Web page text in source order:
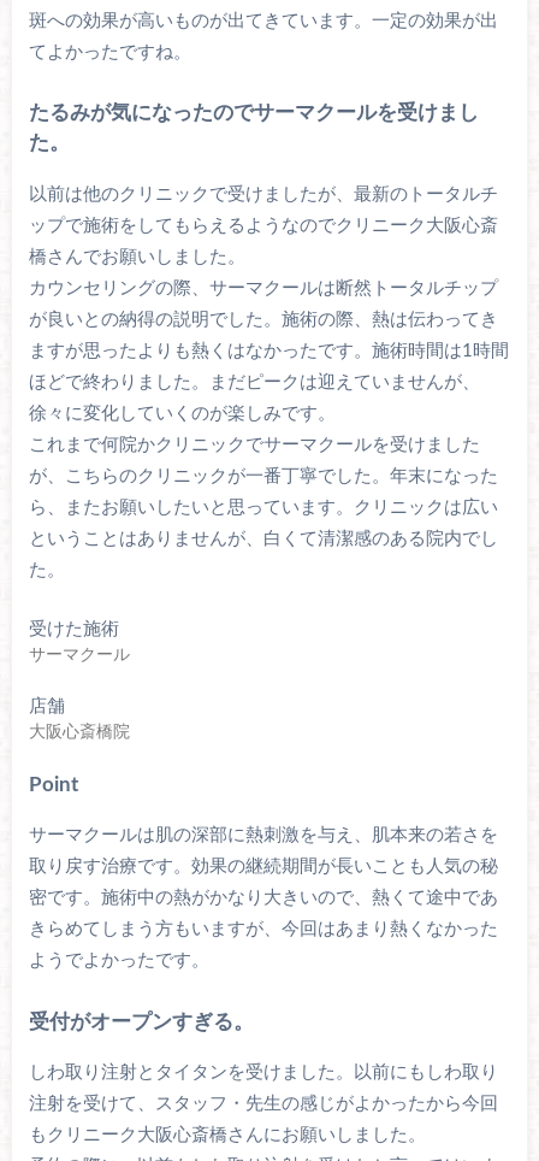
斑への効果が高いものが出てきています。一定の効果が出
てよかったですね。
たるみが気になったのでサーマクールを受けまし
た。
以前は他のクリニックで受けましたが、最新のトータルチ
ップで施術をしてもらえるようなのでクリニーク大阪心斎
橋さんでお願いしました。
カウンセリングの際、サーマクールは断然トータルチップ
が良いとの納得の説明でした。施術の際、熱は伝わってき
ますが思ったよりも熱くはなかったです。施術時間は1時間
ほどで終わりました。まだピークは迎えていませんが、
徐々に変化していくのが楽しみです。
これまで何院かクリニックでサーマクールを受けました
が、こちらのクリニックが一番丁寧でした。年末になった
ら、またお願いしたいと思っています。クリニックは広い
ということはありませんが、白くて清潔感のある院内でし
た。
受けた施術
サーマクール
店舗
大阪心斎橋院
Point
サーマクールは肌の深部に熱刺激を与え、肌本来の若さを
取り戻す治療です。効果の継続期間が長いことも人気の秘
密です。施術中の熱がかなり大きいので、熱くて途中であ
きらめてしまう方もいますが、今回はあまり熱くなかった
ようでよかったです。
受付がオープンすぎる。
しわ取り注射とタイタンを受けました。以前にもしわ取り
注射を受けて、スタッフ・先生の感じがよかったから今回
もクリニーク大阪心斎橋さんにお願いしました。